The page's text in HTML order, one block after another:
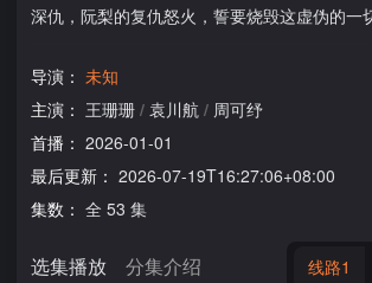
深仇，阮梨的复仇怒火，誓要烧毁这虚伪的一
导演： 未知
主演： 王珊珊 / 袁川航 / 周可纾
首播： 2026-01-01
最后更新： 2026-07-19T16:27:06+08:00
集数： 全 53 集
选集播放 分集介绍 线路1